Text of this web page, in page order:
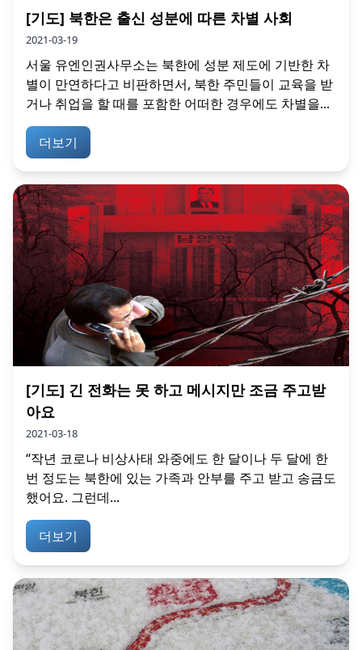
[기도] 북한은 출신 성분에 따른 차별 사회
2021-03-19
서울 유엔인권사무소는 북한에 성분 제도에 기반한 차
별이 만연하다고 비판하면서, 북한 주민들이 교육을 받
거나 취업을 할 때를 포함한 어떠한 경우에도 차별을...
더보기
[기도] 긴 전화는 못 하고 메시지만 조금 주고받
아요
2021-03-18
“작년 코로나 비상사태 와중에도 한 달이나 두 달에 한
번 정도는 북한에 있는 가족과 안부를 주고 받고 송금도
했어요. 그런데...
더보기